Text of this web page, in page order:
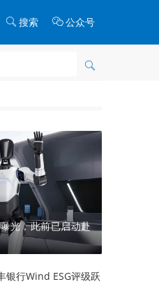
搜索 公众号
光，此前已启动赴
银行Wind ESG评级跃